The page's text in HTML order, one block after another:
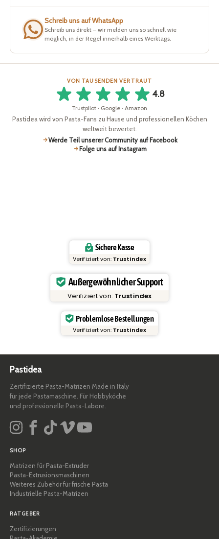
Schreib uns auf WhatsApp
Schreib uns direkt – wir melden uns so schnell wie
möglich, in der Regel innerhalb eines Werktags.
VON TAUSENDEN VERTRAUT
4.8
Trustpilot · Google · Amazon
Pastidea wird von Pasta-Fans zu Hause und professionellen Köchen
weltweit bewertet.
Werde Teil unserer Community auf Facebook
Folge uns auf Instagram
Sichere Kasse
Verifiziert von: Trustindex
Außergewöhnlicher Support
Verifiziert von: Trustindex
Problemlose Bestellungen
Verifiziert von: Trustindex
Pastidea
Zertifizierte Pasta-Matrizen Made in Italy
für jede Pastamaschine. Für Hobbyköche
und professionelle Pasta-Labore.
SHOP
Matrizen für Pasta-Extruder
Pasta-Extrusionsmaschinen
Weiteres Zubehör für frische Pasta
Industrielle Pasta-Matrizen
RATGEBER
Zertifizierungen